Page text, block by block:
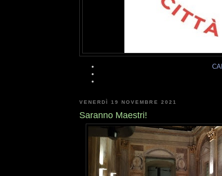
VENERDÌ 19 NOVEMBRE 2021
Saranno Maestri!